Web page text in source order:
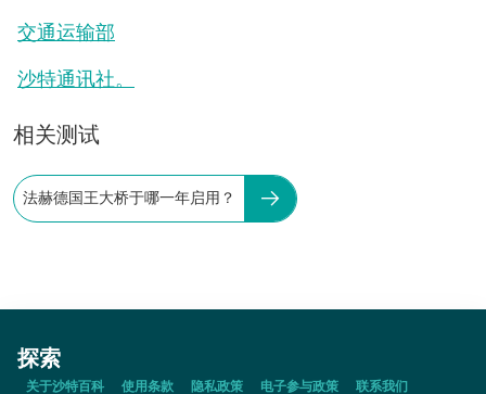
交通运输部
沙特通讯社。
相关测试
法赫德国王大桥于哪一年启用？
探索
关于沙特百科 使用条款 隐私政策 电子参与政策 联系我们